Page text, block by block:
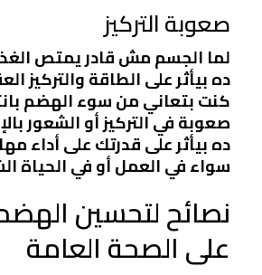
صعوبة التركيز
لما الجسم مش قادر يمتص
ده بيأثر على الطاقة والتركيز
كنت بتعاني من سوء الهضم
صعوبة في التركيز أو الشعور
ده بيأثر على قدرتك على أداء
سواء في العمل أو في الحياة
نصائح لتحسين
على الصحة العامة